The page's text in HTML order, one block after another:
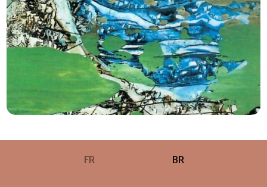
FR BR